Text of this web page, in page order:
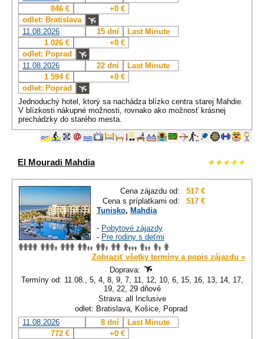
846 €
+0 €
odlet: Bratislava
11.08.2026
15 dní
Last Minute
1 026 €
+0 €
odlet: Poprad
11.08.2026
22 dní
Last Minute
1 594 €
+0 €
odlet: Poprad
Jednoduchý hotel, ktorý sa nachádza blízko centra starej Mahdie.
V blízkosti nákupné možnosti, rovnako ako možnosť krásnej
prechádzky do starého mesta.
El Mouradi Mahdia
Cena zájazdu od:
517 €
Cena s príplatkami od:
517 €
Tunisko, Mahdia
- Pobytové zájazdy
- Pre rodiny s deťmi
Zobraziť všetky termíny a popis zájazdu »
Doprava:
Termíny od: 11.08., 5, 4, 8, 9, 7, 11, 12, 10, 6, 15, 16, 13, 14, 17,
19, 22, 29 dňové
Strava: all Inclusive
odlet: Bratislava, Košice, Poprad
11.08.2026
8 dní
Last Minute
772 €
+0 €